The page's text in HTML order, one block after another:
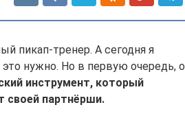
пикап-тренер. А сегодня я
нужно. Но в первую очередь, о
инструмент, который
своей партнёрши.